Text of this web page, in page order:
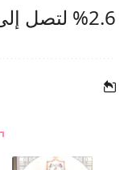
2.6% لتصل إلى 151,040 وريثاً.